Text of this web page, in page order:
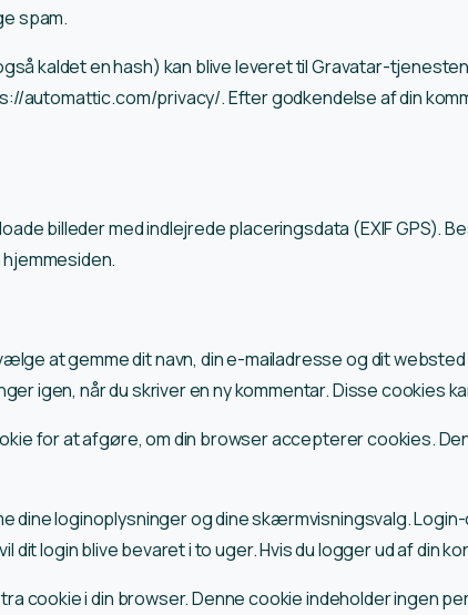
spam.
kaldet en hash) kan blive leveret til Gravatar-
privacy/. Efter godkendelse af din
billeder med indlejrede placeringsdata (EXIF GPS).
at gemme dit navn, din e-mailadresse og dit
igen, når du skriver en ny kommentar. Disse cookies
for at afgøre, om din browser accepterer cookies.
dine loginoplysninger og dine skærmvisningsvalg.
dit login blive bevaret i to uger. Hvis du logger ud af din
cookie i din browser. Denne cookie indeholder ingen